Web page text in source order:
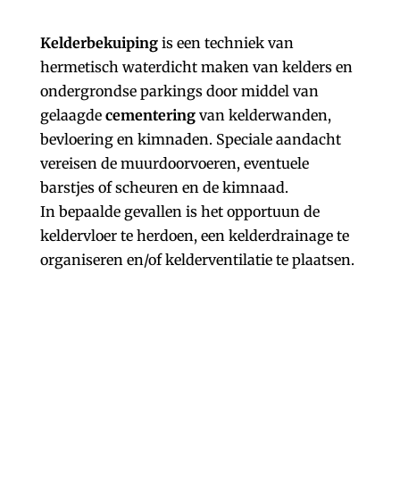
Kelderbekuipingis een techniek van
hermetisch waterdicht maken van kelders en
ondergrondse parkings door middel van
gelaagde cementeringvan kelderwanden,
bevloering en kimnaden. Speciale aandacht
vereisen de muurdoorvoeren, eventuele
barstjes of scheuren en de kimnaad.
In bepaalde gevallen is het opportuun de
keldervloer te herdoen, een kelderdrainage te
organiseren en/of kelderventilatie te plaatsen.